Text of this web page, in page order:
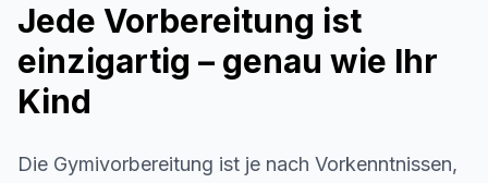
Jede Vorbereitung ist
einzigartig – genau wie Ihr
Kind
Die Gymivorbereitung ist je nach Vorkenntnissen,